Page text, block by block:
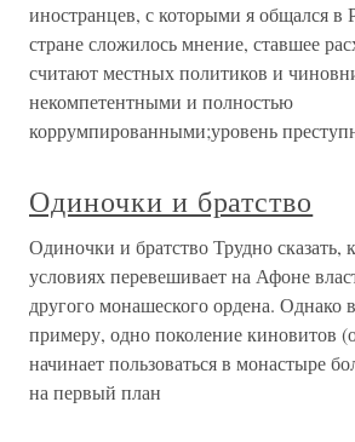
иностранцев, с которыми я общался в
стране сложилось мнение, ставшее
считают местных политиков и
некомпетентными и полностью
коррумпированными;уровень
Одиночки и братство
Одиночки и братство Трудно сказать,
условиях перевешивает на Афоне
другого монашеского ордена. Однако
примеру, одно поколение киновитов
начинает пользоваться в монастыре
на первый план